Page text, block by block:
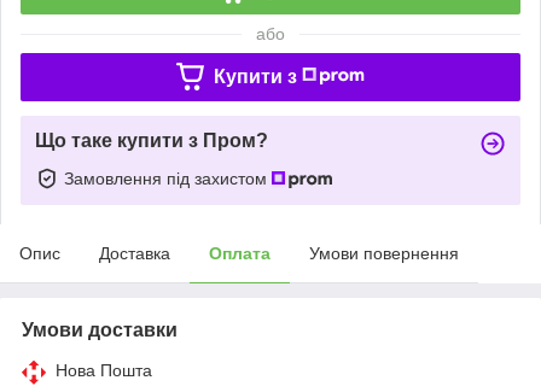
або
Купити з
Що таке купити з Пром?
Замовлення під захистом
Опис Доставка Оплата Умови повернення
Умови доставки
Нова Пошта